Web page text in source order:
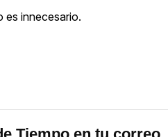
es innecesario.